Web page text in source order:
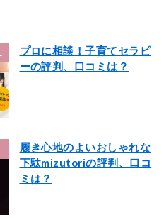
プロに相談！子育てセラピ
ーの評判、口コミは？
履き心地のよいおしゃれな
下駄mizutoriの評判、口コ
ミは？